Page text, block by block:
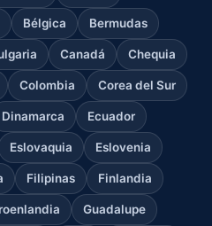
Bélgica Bermudas
Canadá Chequia
Colombia Corea del Sur
Dinamarca Ecuador
Eslovaquia Eslovenia
Filipinas Finlandia
Guadalupe